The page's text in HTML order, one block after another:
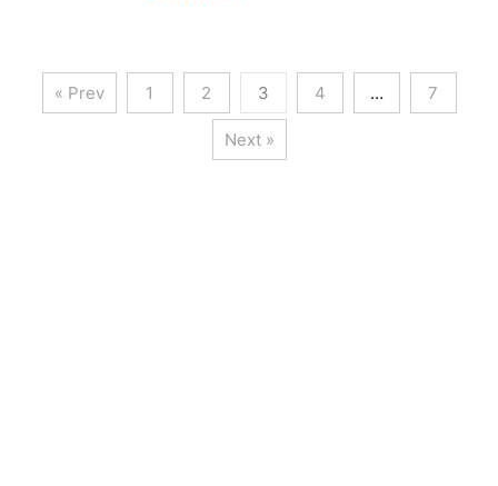
« Prev 1 2 3 4 … 7
Next »